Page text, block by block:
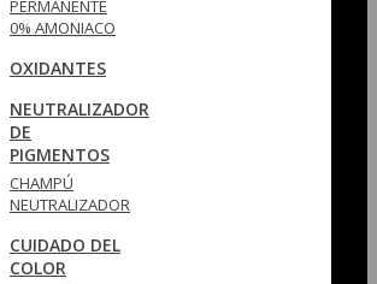
PERMANENTE
0% AMONIACO
OXIDANTES
NEUTRALIZADOR
DE
PIGMENTOS
CHAMPÚ
NEUTRALIZADOR
CUIDADO DEL
COLOR